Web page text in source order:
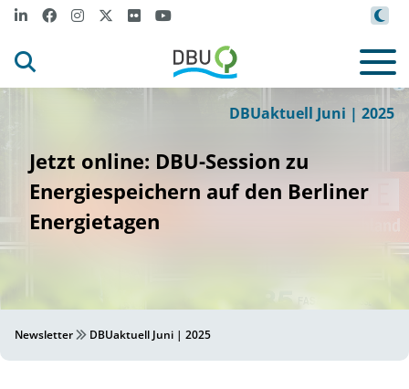
Ro
lf S
chu
lt
en
/ENERG
I
DBUaktuell Juni | 2025
Jetzt online: DBU-Session zu
Energiespeichern auf den Berliner
Energietagen
Newsletter DBUaktuell Juni | 2025